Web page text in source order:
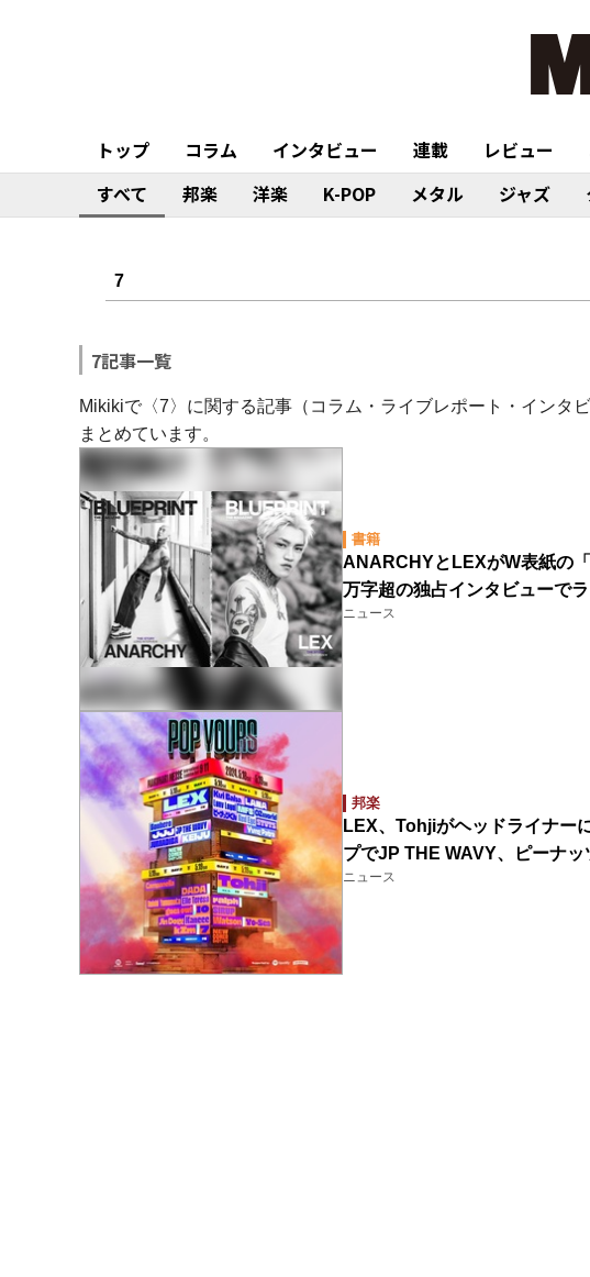
トップ コラム インタビュー 連載 レビュー
すべて
邦楽 洋楽 K-POP メタル ジャズ
7記事一覧
Mikikiで〈7〉に関する記事（コラム・ライブレポート・インタ
まとめています。
書籍
ANARCHYとLEXがW表紙の
万字超の独占インタビューで
ニュース
邦楽
LEX、Tohjiがヘッドライナー
プでJP THE WAVY、ピーナ
ニュース